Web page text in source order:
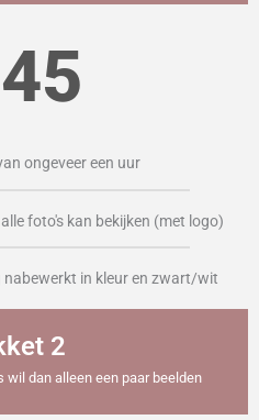
ongeveer een uur
foto's kan bekijken (met logo)
nabewerkt in kleur en zwart/wit
2
dan alleen een paar beelden